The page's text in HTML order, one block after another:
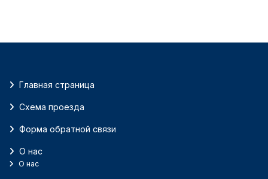
Главная страница
Схема проезда
Форма обратной связи
О нас
О нас